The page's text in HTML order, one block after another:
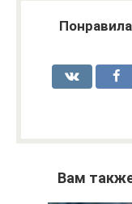
Вам